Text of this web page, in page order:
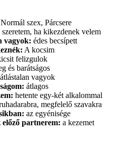
Normál szex, Párcsere
szeretem, ha kikezdenek velem
vagyok: édes becsípett
A kocsim
felizgulok
és barátságos
vagyok
átlagos
hetente egy-két alkalommal
megfelelő szavakra
az egyénisége
előző partnerem: a kezemet